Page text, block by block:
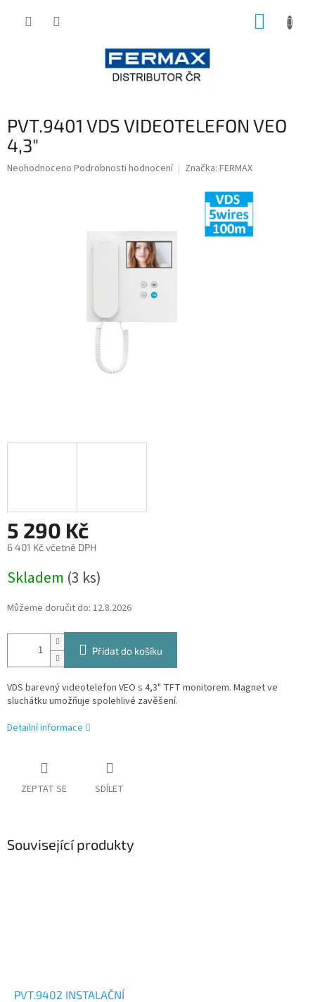
PVT.9401 VDS VIDEOTELEFON VEO
4,3"
Průměrné
Neohodnoceno Podrobnosti hodnocení Značka: FERMAX
5 290 Kč
6 401 Kč včetně DPH
cena:
Skladem (3 ks)
Můžeme doručit do: 12.8.2026
Přidat do košíku
VDS barevný videotelefon VEO s 4,3" TFT monitorem. Magnet ve
sluchátku umožňuje spolehlivé zavěšení.
Detailní informace
ZEPTAT SE SDÍLET
Související produkty
PVT.9402 INSTALAČNÍ